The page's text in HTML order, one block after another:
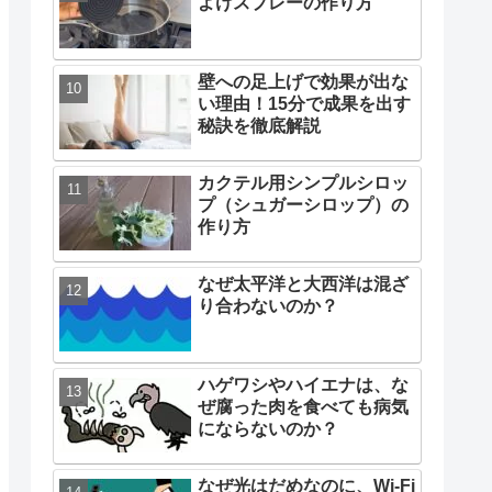
壁への足上げで効果が出な
い理由！15分で成果を出す
秘訣を徹底解説
カクテル用シンプルシロッ
プ（シュガーシロップ）の
作り方
なぜ太平洋と大西洋は混ざ
り合わないのか？
ハゲワシやハイエナは、な
ぜ腐った肉を食べても病気
にならないのか？
なぜ光はだめなのに、Wi-Fi